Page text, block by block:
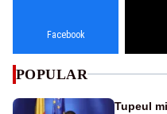
Facebook
POPULAR
Tupeul